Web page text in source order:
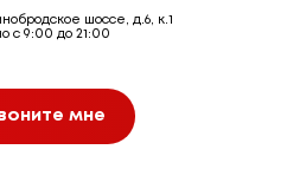
шоссе, д.6, к.1
с 9:00 до 21:00
мне